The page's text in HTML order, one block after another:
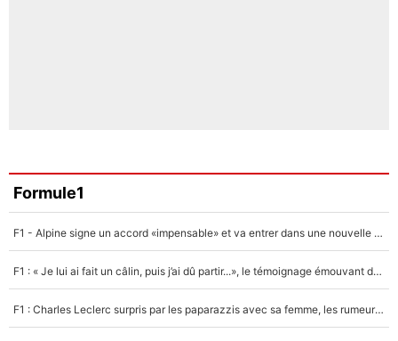
Formule1
F1 - Alpine signe un accord «impensable» et va entrer dans une nouvelle dimension : Grande nouvelle pour Pierre Gasly !
F1 : « Je lui ai fait un câlin, puis j’ai dû partir...», le témoignage émouvant de Max Verstappen sur sa fille
F1 : Charles Leclerc surpris par les paparazzis avec sa femme, les rumeurs étaient vraies !